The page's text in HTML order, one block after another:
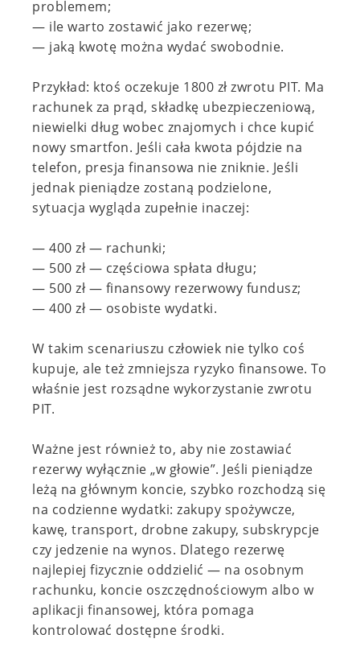
problemem;
— ile warto zostawić jako rezerwę;
— jaką kwotę można wydać swobodnie.
Przykład: ktoś oczekuje 1800 zł zwrotu PIT. Ma
rachunek za prąd, składkę ubezpieczeniową,
niewielki dług wobec znajomych i chce kupić
nowy smartfon. Jeśli cała kwota pójdzie na
telefon, presja finansowa nie zniknie. Jeśli
jednak pieniądze zostaną podzielone,
sytuacja wygląda zupełnie inaczej:
— 400 zł — rachunki;
— 500 zł — częściowa spłata długu;
— 500 zł — finansowy rezerwowy fundusz;
— 400 zł — osobiste wydatki.
W takim scenariuszu człowiek nie tylko coś
kupuje, ale też zmniejsza ryzyko finansowe. To
właśnie jest rozsądne wykorzystanie zwrotu
PIT.
Ważne jest również to, aby nie zostawiać
rezerwy wyłącznie „w głowie”. Jeśli pieniądze
leżą na głównym koncie, szybko rozchodzą się
na codzienne wydatki: zakupy spożywcze,
kawę, transport, drobne zakupy, subskrypcje
czy jedzenie na wynos. Dlatego rezerwę
najlepiej fizycznie oddzielić — na osobnym
rachunku, koncie oszczędnościowym albo w
aplikacji finansowej, która pomaga
kontrolować dostępne środki.